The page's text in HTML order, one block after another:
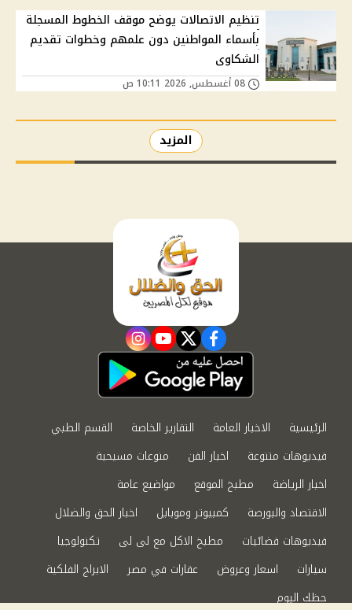
تنظيم الاتصالات يوضح موقف الخطوط المسجلة
بأسماء المواطنين دون علمهم وخطوات تقديم
الشكاوى
المزيد
facebook
twitter
youtube
instagram
الرئيسية الاخبار العامة التقارير الخاصة
القسم الطبي
فيديوهات متنوعة
اخبار الفن
منوعات مسيحية
اخبار الرياضة
مطبخ الموقع
مواضيع عامة
الاقتصاد والبورصة
كمبيوتر وموبايل
اخبار الحق والضلال
فيديوهات فضائيات
مطبخ الاكل مع لى لى
تكنولوجيا
سيارات
اسعار وعروض عقارات في مصر
الابراج الفلكية
حظك اليوم